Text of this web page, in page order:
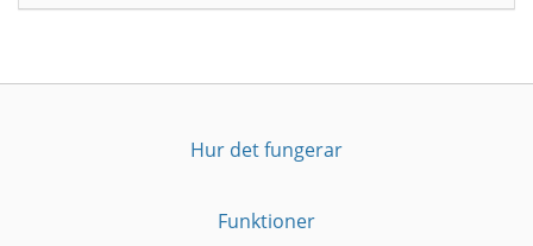
Hur det fungerar
Funktioner